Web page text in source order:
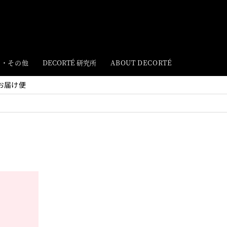
その他 DECORTÉ 研究所 ABOUT DECORTÉ
届け便